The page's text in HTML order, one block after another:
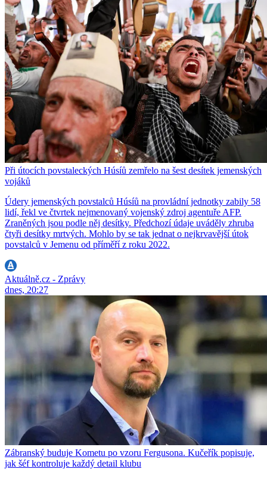
Při útocích povstaleckých Húsíů zemřelo na šest desítek jemenských
vojáků
Údery jemenských povstalců Húsíů na provládní jednotky zabily 58
lidí, řekl ve čtvrtek nejmenovaný vojenský zdroj agentuře AFP.
Zraněných jsou podle něj desítky. Předchozí údaje uváděly zhruba
čtyři desítky mrtvých. Mohlo by se tak jednat o nejkrvavější útok
povstalců v Jemenu od příměří z roku 2022.
Aktuálně.cz - Zprávy
dnes, 20:27
Zábranský buduje Kometu po vzoru Fergusona. Kučeřík popisuje,
jak šéf kontroluje každý detail klubu